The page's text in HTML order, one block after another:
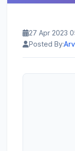
27 Apr 2023
Posted By: